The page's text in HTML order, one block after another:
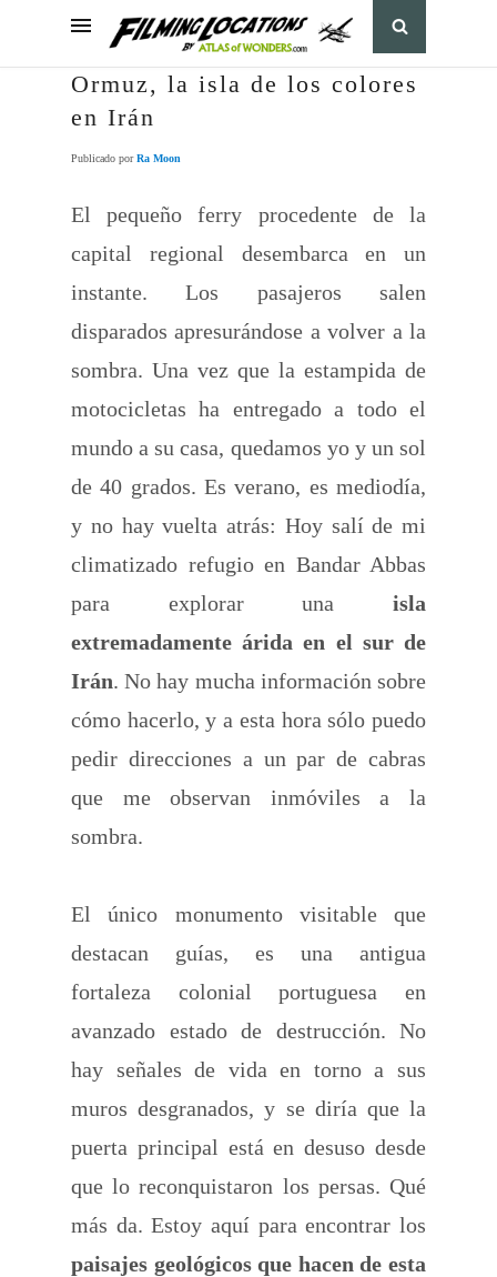
Ormuz, la isla de los colores
en Irán
Publicado porRa Moon
El pequeño ferry procedente de la
capital regional desembarca en un
instante. Los pasajeros salen
disparados apresurándose a volver a la
sombra. Una vez que la estampida de
motocicletas ha entregado a todo el
mundo a su casa, quedamos yo y un sol
de 40 grados. Es verano, es mediodía,
y no hay vuelta atrás: Hoy salí de mi
climatizado refugio en Bandar Abbas
para explorar una isla
extremadamente árida en el sur de
Irán. No hay mucha información sobre
cómo hacerlo, y a esta hora sólo puedo
pedir direcciones a un par de cabras
que me observan inmóviles a la
sombra.
El único monumento visitable que
destacan guías, es una antigua
fortaleza colonial portuguesa en
avanzado estado de destrucción. No
hay señales de vida en torno a sus
muros desgranados, y se diría que la
puerta principal está en desuso desde
que lo reconquistaron los persas. Qué
más da. Estoy aquí para encontrar los
paisajes geológicos que hacen de esta